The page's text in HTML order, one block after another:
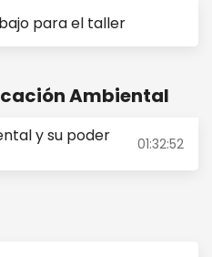
para el taller
Ambiental
y su poder
01:32:52